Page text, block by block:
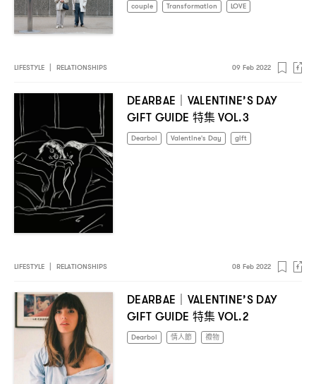
couple Transformation LOVE
LIFESTYLE RELATIONSHIPS 09 Feb 2022
DEARBAE｜VALENTINE’S DAY
GIFT GUIDE 特集VOL.3
Dearboi Valentine's Day gift
LIFESTYLE RELATIONSHIPS 08 Feb 2022
DEARBAE｜VALENTINE’S DAY
GIFT GUIDE 特集VOL.2
Dearboi 情人節 禮物